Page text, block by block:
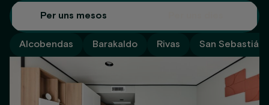
Alcobendas Barakaldo Rivas San Sebastián
Per uns mesos